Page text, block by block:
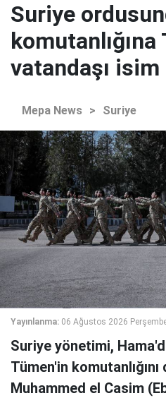
Suriye
komutanlığına
vatandaşı isim
Mepa News > Suriye
Yayınlanma: 06 Ağustos 2026
Suriye yönetimi,
Tümen'in
Muhammed el Casim